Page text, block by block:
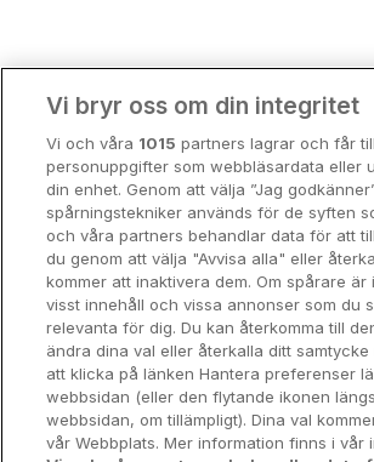
Storstadsweekend
Hotellrum under 995 kr
Spahotell
Sydsverige
Om Hotellpremien
Nya hotell
Stadsweekend
Vi bryr oss om din integritet
Vi och våra 1015 partners lagrar och får
personuppgifter som webbläsardata eller
din enhet. Genom att välja ”Jag
spårningstekniker används för de syften
och våra partners behandlar data för att
du genom att välja "Avvisa alla" eller
kommer att inaktivera dem. Om spårare är
visst innehåll och vissa annonser som du
relevanta för dig. Du kan återkomma till
ändra dina val eller återkalla ditt
att klicka på länken Hantera preferenser
webbsidan (eller den flytande ikonen
webbsidan, om tillämpligt). Dina val
vår Webbplats. Mer information finns i vår